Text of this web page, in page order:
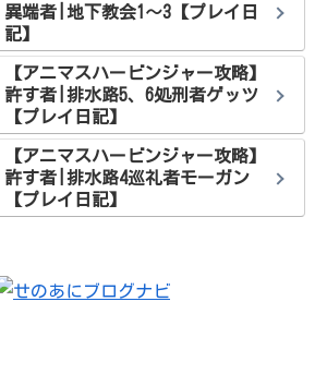
異端者|地下教会1～3【プレイ日
記】
【アニマスハービンジャー攻略】
許す者|排水路5、6処刑者ゲッツ
【プレイ日記】
【アニマスハービンジャー攻略】
許す者|排水路4巡礼者モーガン
【プレイ日記】